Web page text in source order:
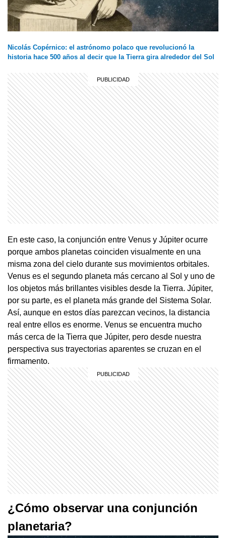
Nicolás Copérnico: el astrónomo polaco que revolucionó la
historia hace 500 años al decir que la Tierra gira alrededor del Sol
En este caso, la conjunción entre Venus y Júpiter ocurre
porque ambos planetas coinciden visualmente en una
misma zona del cielo durante sus movimientos orbitales.
Venus es el segundo planeta más cercano al Sol y uno de
los objetos más brillantes visibles desde la Tierra. Júpiter,
por su parte, es el planeta más grande del Sistema Solar.
Así, aunque en estos días parezcan vecinos, la distancia
real entre ellos es enorme. Venus se encuentra mucho
más cerca de la Tierra que Júpiter, pero desde nuestra
perspectiva sus trayectorias aparentes se cruzan en el
firmamento.
¿Cómo observar una conjunción
planetaria?